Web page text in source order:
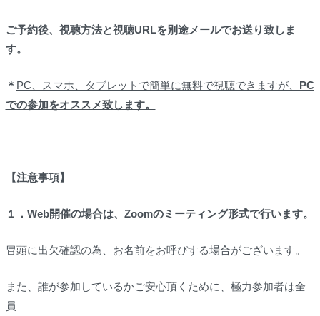
ご予約後、視聴方法と視聴URLを別途メールでお送り致しま
す。
＊ PC、スマホ、タブレットで簡単に無料で視聴できますが、 PC
での参加をオススメ致します。
【注意事項】
１．Web開催の場合は、Zoomのミーティング形式で行います。
冒頭に出欠確認の為、お名前をお呼びする場合がございます。
また、誰が参加しているかご安心頂くために、極力参加者は全
員